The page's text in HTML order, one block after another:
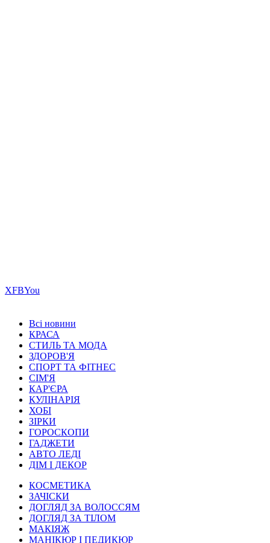
ХFBYou
Всі новини
КРАСА
СТИЛЬ ТА МОДА
ЗДОРОВ'Я
СПОРТ ТА ФІТНЕС
СІМ'Я
КАР'ЄРА
КУЛІНАРІЯ
ХОБІ
ЗІРКИ
ГОРОСКОПИ
ГАДЖЕТИ
АВТО ЛЕДІ
ДІМ І ДЕКОР
КОСМЕТИКА
ЗАЧІСКИ
ДОГЛЯД ЗА ВОЛОССЯМ
ДОГЛЯД ЗА ТІЛОМ
МАКІЯЖ
МАНІКЮР І ПЕДИКЮР